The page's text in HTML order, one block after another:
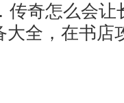
传奇怎么会让
大全，在书店